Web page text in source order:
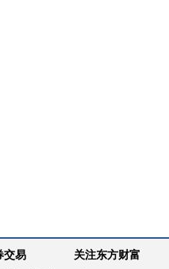
交易 关注东方财富